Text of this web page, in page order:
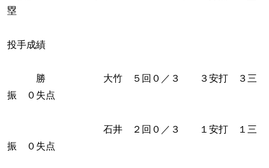
塁
投手成績
勝 大竹 ５回０／３ ３安打 ３三
振 ０失点
石井 ２回０／３ １安打 １三
振 ０失点